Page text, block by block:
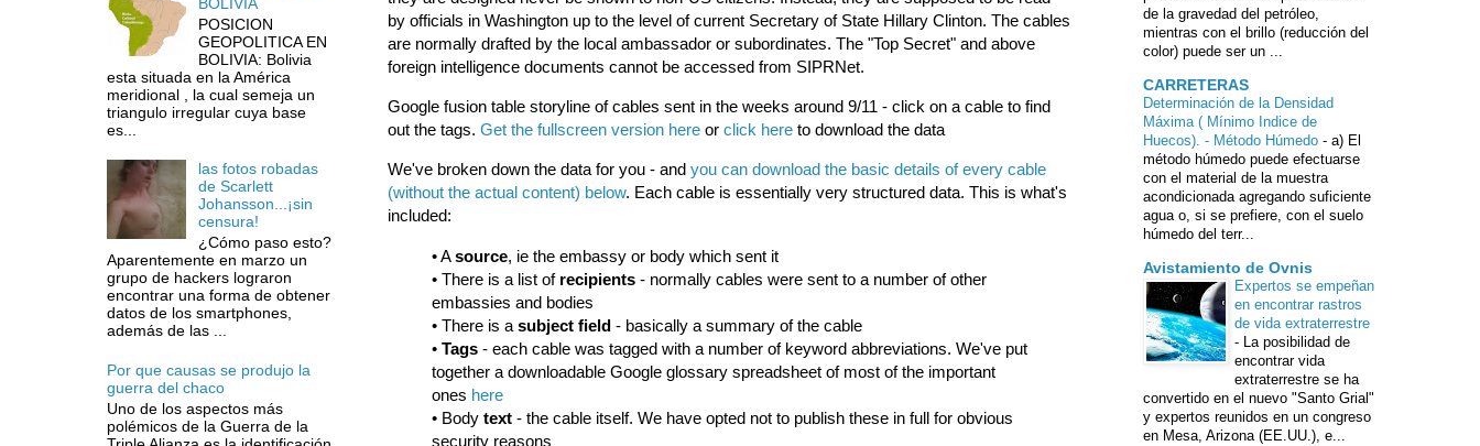
by officials in Washington up to the level of current Secretary of State Hillary Clinton. The cables
are normally drafted by the local ambassador or subordinates. The "Top Secret" and above
foreign intelligence documents cannot be accessed from SIPRNet.
Google fusion table storyline of cables sent in the weeks around 9/11 - click on a cable to find
out the tags. Get the fullscreen version hereor click hereto download the data
We've broken down the data for you - and you can download the basic details of every cable
(without the actual content) below. Each cable is essentially very structured data. This is what's
included:
• Asource, ie the embassy or body which sent it
• There is a list of recipients- normally cables were sent to a number of other
embassies and bodies
• There is a subject field- basically a summary of the cable
• Tags- each cable was tagged with a number of keyword abbreviations. We've put
together a downloadable Google glossary spreadsheet of most of the important
ones here
• Body text- the cable itself. We have opted not to publish these in full for obvious
security reasons
POSICION
GEOPOLITICA EN
BOLIVIA: Bolivia
esta situada en la América
meridional , la cual semeja un
triangulo irregular cuya base
es...
las fotos robadas
de Scarlett
Johansson...¡sin
censura!
¿Cómo paso esto?
Aparentemente en marzo un
grupo de hackers lograron
encontrar una forma de obtener
datos de los smartphones,
además de las ...
Por que causas se produjo la
guerra del chaco
Uno de los aspectos más
polémicos de la Guerra de la
de la gravedad del petróleo,
mientras con el brillo (reducción del
color) puede ser un ...
CARRETERAS
Determinación de la Densidad
Máxima ( Mínimo Indice de
Huecos). - Método Húmedo - a) El
método húmedo puede efectuarse
con el material de la muestra
acondicionada agregando suficiente
agua o, si se prefiere, con el suelo
húmedo del terr...
Avistamiento de Ovnis
Expertos se empeñan
en encontrar rastros
de vida extraterrestre
- La posibilidad de
encontrar vida
extraterrestre se ha
convertido en el nuevo "Santo Grial"
y expertos reunidos en un congreso
en Mesa, Arizona (EE.UU.), e...